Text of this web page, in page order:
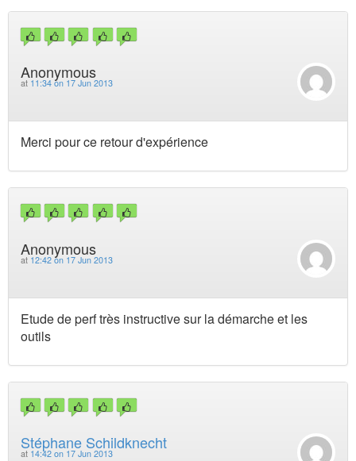
Anonymous
at 11:34 on 17 Jun 2013
Merci pour ce retour d'expérience
Anonymous
at 12:42 on 17 Jun 2013
Etude de perf très instructive sur la démarche et les
outils
Stéphane Schildknecht
at 14:42 on 17 Jun 2013